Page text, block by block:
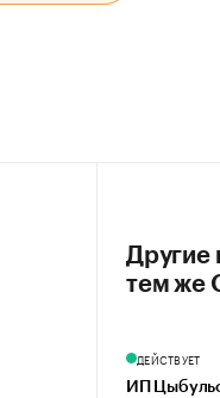
Другие
тем же
ДЕЙСТВУЕТ
ИП